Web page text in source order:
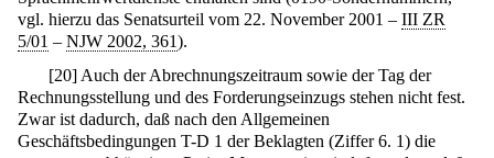
vgl. hierzu das Senatsurteil vom 22. November 2001 – III ZR
5/01 – NJW 2002, 361).
[20] Auch der Abrechnungszeitraum sowie der Tag der
Rechnungsstellung und des Forderungseinzugs stehen nicht fest.
Zwar ist dadurch, daß nach den Allgemeinen
Geschäftsbedingungen T-D 1 der Beklagten (Ziffer 6. 1) die